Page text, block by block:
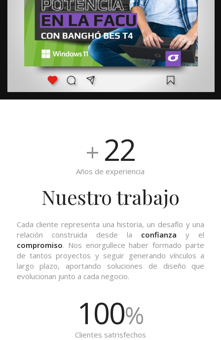
+ 22
Años de experiencia
Nuestro trabajo
Cada cliente representa una historia, un desafío y una
relación construida desde la confianza y el
compromiso. Nos enorgullece haber formado parte
de tantos proyectos y seguir generando vínculos a
largo plazo, aportando soluciones de diseño que
evolucionan junto a cada negocio.
100%
Clientes satrisfechos